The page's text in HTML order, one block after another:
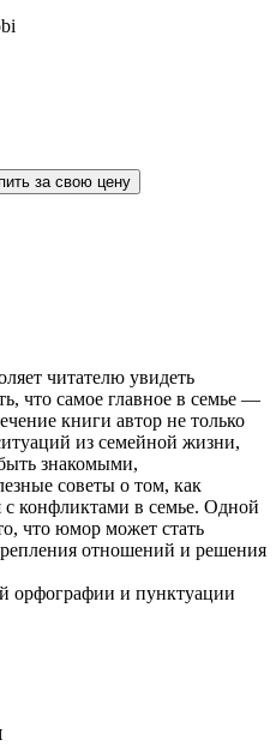
за свою цену
читателю увидеть
что самое главное в семье ―
книги автор не только
из семейной жизни,
знакомыми,
советы о том, как
с конфликтами в семье. Одной
что юмор может стать
отношений и решения
орфографии и пунктуации